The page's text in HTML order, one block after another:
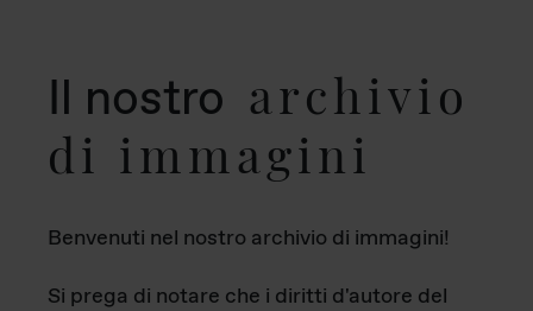
Il nostro archivio
di immagini
Benvenuti nel nostro archivio di immagini!
Si prega di notare che i diritti d'autore del